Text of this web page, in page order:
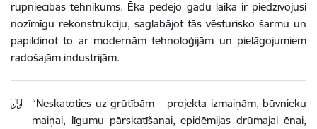
rūpniecības tehnikums. Ēka pēdējo gadu laikā ir piedzīvojusi
nozīmīgu rekonstrukciju, saglabājot tās vēsturisko šarmu un
papildinot to ar modernām tehnoloģijām un pielāgojumiem
radošajām industrijām.
“Neskatoties uz grūtībām – projekta izmaiņām, būvnieku
maiņai, līgumu pārskatīšanai, epidēmijas drūmajai ēnai,